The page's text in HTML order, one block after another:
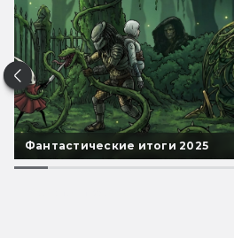
Фантастические итоги 2025